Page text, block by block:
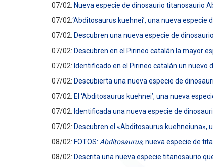
07/02: Nueva especie de dinosaurio titanosaurio
07/02:‘Abditosaurus kuehnei’, una nueva
07/02: Descubren una nueva especie de
07/02: Descubren en el Pirineo catalán la mayor
07/02: Identificado en el Pirineo catalán un nuevo
07/02: Descubierta una nueva especie de
07/02: El ‘Abditosaurus kuehnei’, una nueva
07/02: Identificada una nueva especie de
07/02: Descubren el «Abditosaurus kuehneiuna»,
08/02: FOTOS: Abditosaurus, nueva especie de
08/02: Descrita una nueva especie titanosaurio